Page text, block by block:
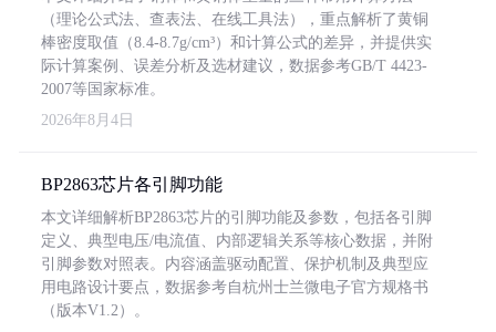
（理论公式法、查表法、在线工具法），重点解析了黄铜
棒密度取值（8.4-8.7g/cm³）和计算公式的差异，并提供实
际计算案例、误差分析及选材建议，数据参考GB/T 4423-
2007等国家标准。
2026年8月4日
BP2863芯片各引脚功能
本文详细解析BP2863芯片的引脚功能及参数，包括各引脚
定义、典型电压/电流值、内部逻辑关系等核心数据，并附
引脚参数对照表。内容涵盖驱动配置、保护机制及典型应
用电路设计要点，数据参考自杭州士兰微电子官方规格书
（版本V1.2）。